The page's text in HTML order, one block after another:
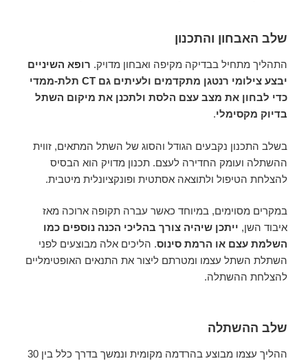
שלב האבחון והתכנון
התהליך מתחיל בבדיקה מקיפה ואבחון מדויק. רופא השיניים
יבצע צילומי רנטגן מתקדמים ולעיתים גם CT תלת-ממדי
כדי לבחון את מצב עצם הלסת ולתכנן את מיקום השתל
בדיוק מקסימלי.
בשלב התכנון נקבעים הגודל והסוג של השתל המתאים, זווית
ההשתלה ועומק החדירה לעצם. תכנון מדויק הוא הבסיס
להצלחת הטיפול ולתוצאה אסתטית ופונקציונלית מיטבית.
במקרים מסוימים, במיוחד כאשר עברה תקופה ארוכה מאז
איבוד השן, ייתכן שיהיה צורך בהליכי הכנה נוספים כמו
השלמת עצם או הרמת סינוס. הליכים אלה מבוצעים לפני
השתלת השתל עצמו ומטרתם ליצור את התנאים האופטימליים
להצלחת ההשתלה.
שלב ההשתלה
ההליך עצמו מבוצע בהרדמה מקומית ונמשך בדרך כלל בין 30